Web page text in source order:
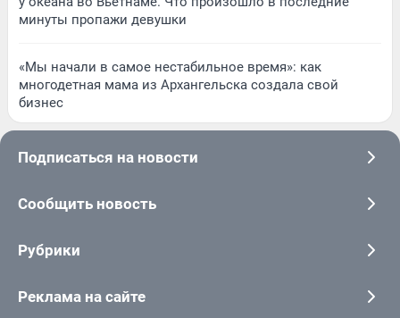
минуты пропажи девушки
«Мы начали в самое нестабильное время»: как
многодетная мама из Архангельска создала свой
бизнес
Подписаться на новости
Сообщить новость
Рубрики
Реклама на сайте